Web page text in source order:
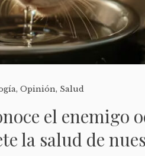
,Opinión, Salud
el enemigo
la salud de